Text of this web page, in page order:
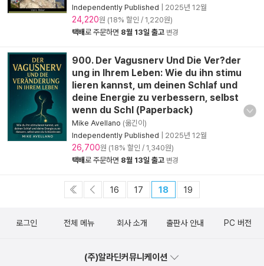
Independently Published
2025년 12월
24,220원 (18% 할인 / 1,220원)
택배로 주문하면 8월 13일 출고 변경
900. Der Vagusnerv Und Die Ver?der
ung in Ihrem Leben: Wie du ihn stimu
lieren kannst, um deinen Schlaf und
deine Energie zu verbessern, selbst
wenn du Schl (Paperback)
Mike Avellano (옮긴이)
Independently Published
2025년 12월
26,700원 (18% 할인 / 1,340원)
택배로 주문하면 8월 13일 출고 변경
16 17 18 19
로그인 전체 메뉴 회사 소개 출판사 안내 PC 버전
(주)알라딘커뮤니케이션